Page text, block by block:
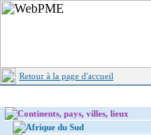
Retour à la page d'accueil
Continents, pays, villes, lieux
Afrique du Sud